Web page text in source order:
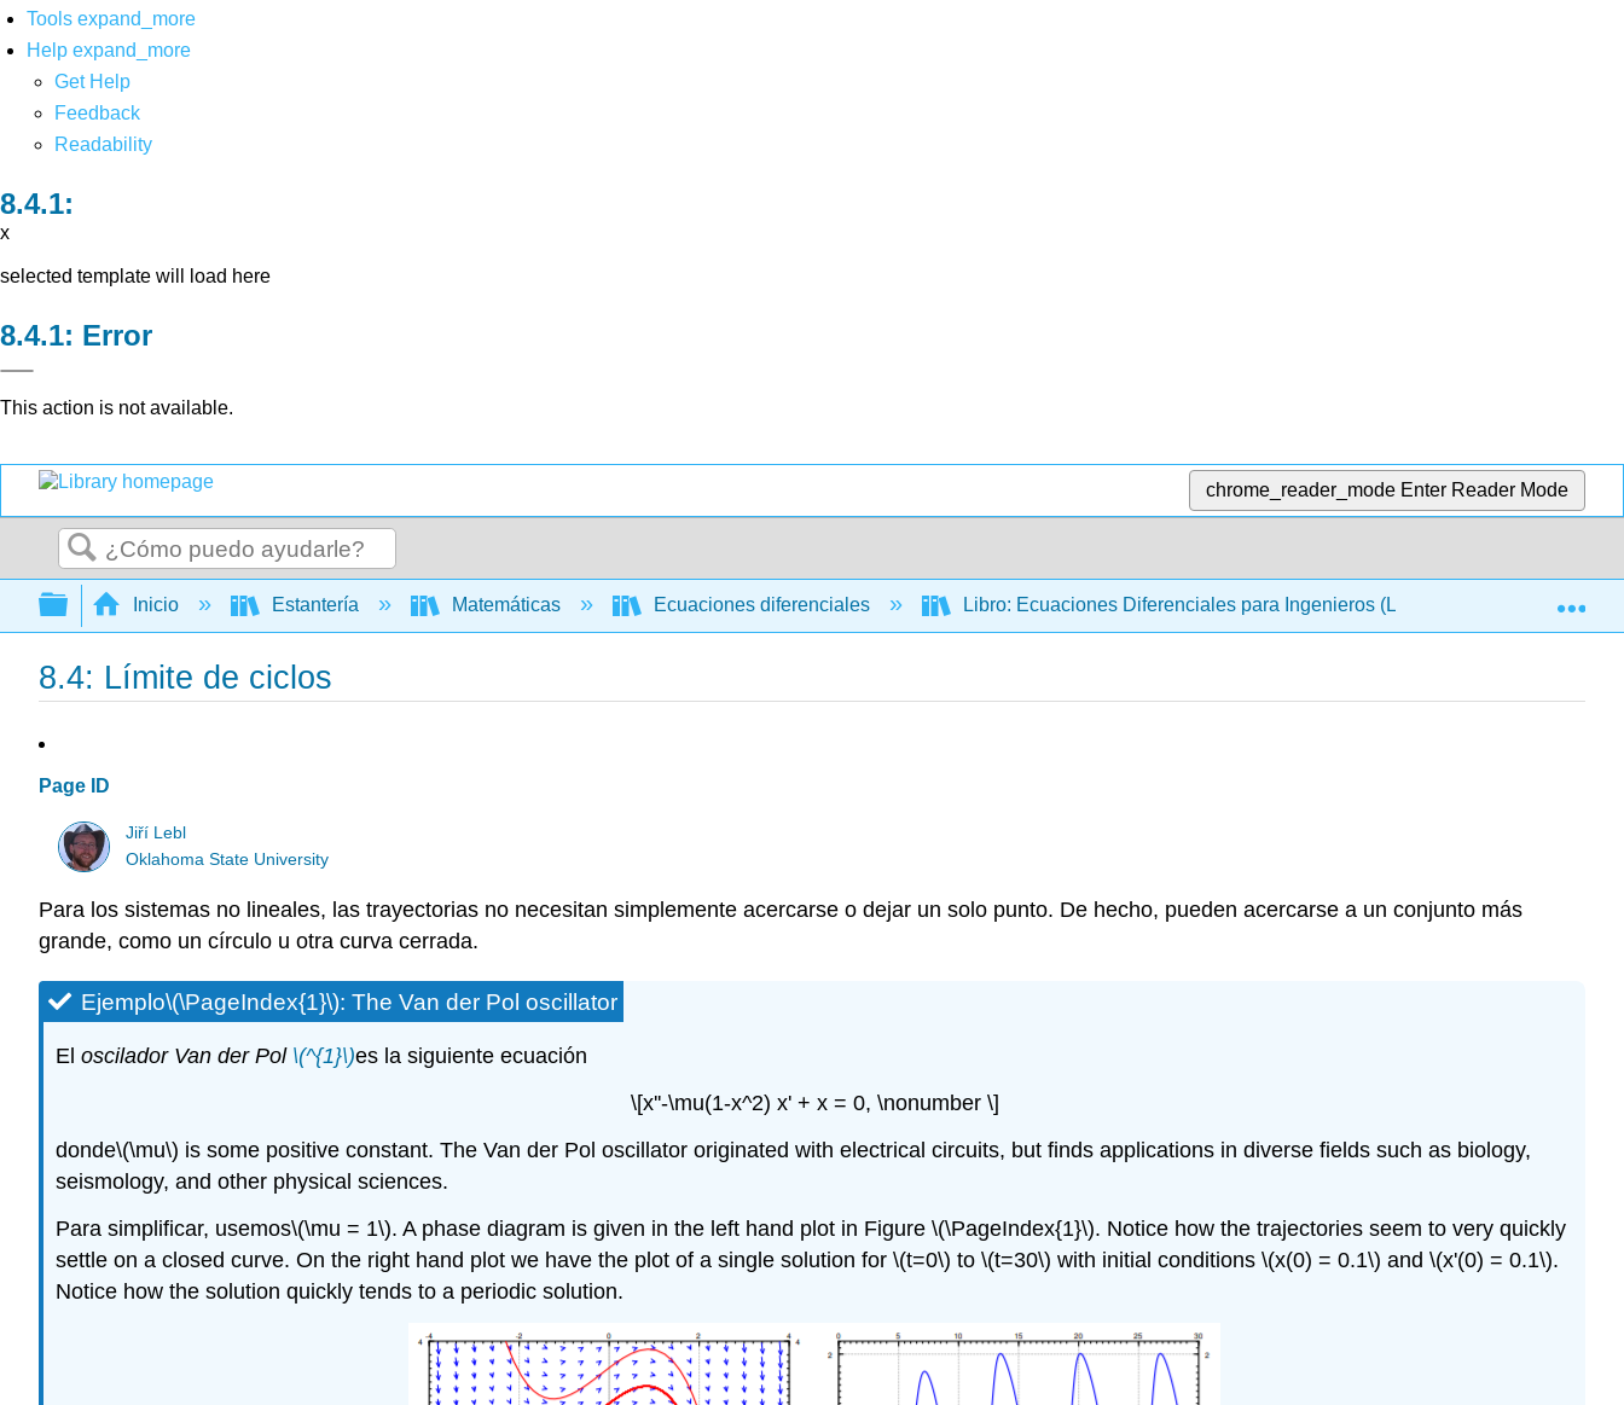
Tools expand_more
Help expand_more
Get Help
Feedback
Readability
x
selected template will load here
Error
This action is not available.
chrome_reader_mode Enter Reader Mode
Buscar
Expandir/contraer jerarquía global
Inicio Estantería Matemáticas Ecuaciones diferenciales Libro: Ecuaciones Diferenciales para Ingenieros (Lebl) 8:
8.4: Límite de ciclos
Page ID
Jiří Lebl
Oklahoma State University
Para los sistemas no lineales, las trayectorias no necesitan simplemente acercarse o dejar un solo punto. De hecho, pueden acercarse a un conjunto más
grande, como un círculo u otra curva cerrada.
Ejemplo\(\PageIndex{1}\): The Van der Pol oscillator
El oscilador Van der Pol \(^{1}\)es la siguiente ecuación
\[x''-\mu(1-x^2) x' + x = 0, \nonumber \]
donde\(\mu\) is some positive constant. The Van der Pol oscillator originated with electrical circuits, but finds applications in diverse fields such as biology,
seismology, and other physical sciences.
Para simplificar, usemos\(\mu = 1\). A phase diagram is given in the left hand plot in Figure \(\PageIndex{1}\). Notice how the trajectories seem to very quickly
settle on a closed curve. On the right hand plot we have the plot of a single solution for \(t=0\) to \(t=30\) with initial conditions \(x(0) = 0.1\) and \(x'(0) = 0.1\).
Notice how the solution quickly tends to a periodic solution.